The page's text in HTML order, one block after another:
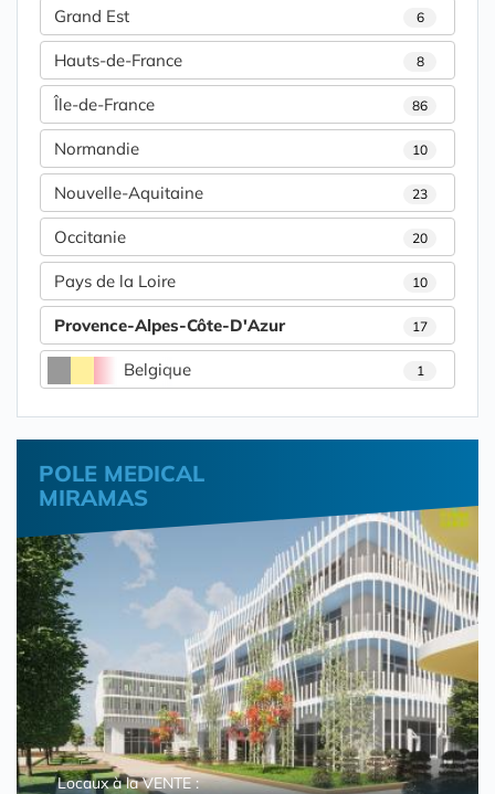
Grand Est 6
Hauts-de-France 8
Île-de-France 86
Normandie 10
Nouvelle-Aquitaine 23
Occitanie 20
Pays de la Loire 10
Provence-Alpes-Côte-D'Azur 17
Belgique 1
POLE MEDICAL
MIRAMAS
Locaux à la VENTE :